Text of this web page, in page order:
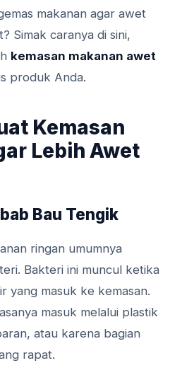
makanan agar awet
Simak caranya di sini,
kemasan makanan awet
produk Anda.
Kemasan
Lebih Awet
Bau Tengik
ringan umumnya
Bakteri ini muncul ketika
yang masuk ke kemasan.
masuk melalui plastik
atau karena bagian
rapat.